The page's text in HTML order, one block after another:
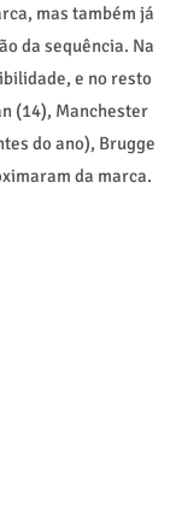
mas também já
da sequência. Na
e no resto
(14), Manchester
do ano), Brugge
da marca.